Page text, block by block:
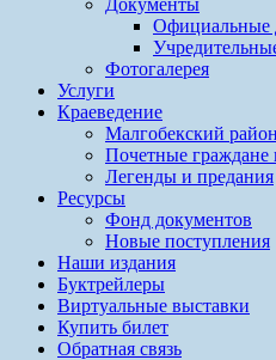
Документы
Официальные
Фотогалерея
Услуги
Краеведение
Малгобекский
Почетные граждане
Легенды и предания
Ресурсы
Фонд документов
Новые поступления
Наши издания
Буктрейлеры
Виртуальные выставки
Купить билет
Обратная связь